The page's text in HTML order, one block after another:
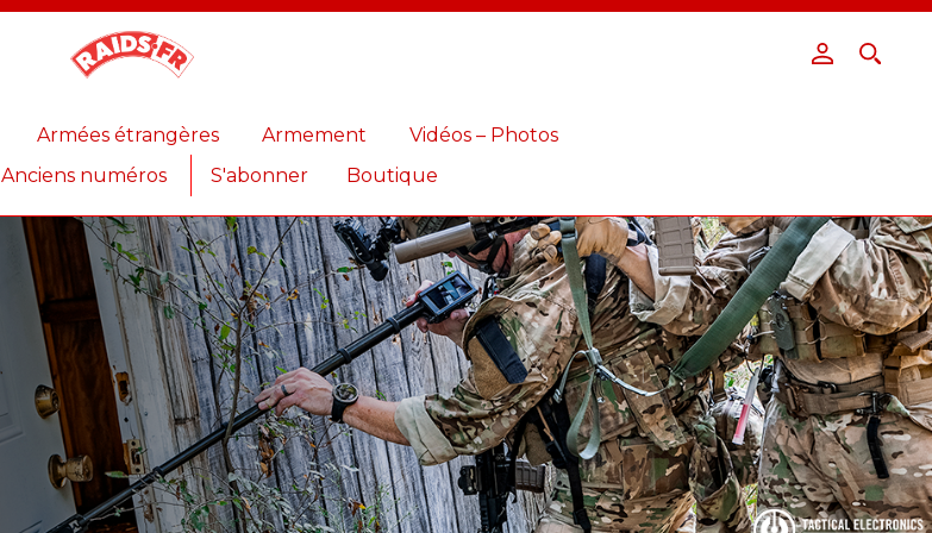
Armées étrangères Armement
Vidéos – Photos
Anciens numéros S'abonner Boutique